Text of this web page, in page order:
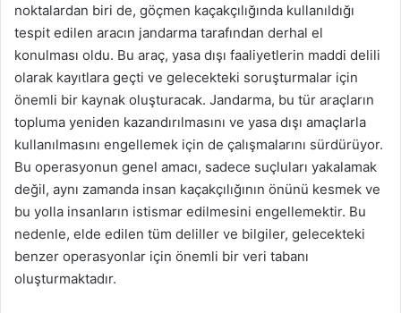
noktalardan biri de, göçmen kaçakçılığında kullanıldığı
tespit edilen aracın jandarma tarafından derhal el
konulması oldu. Bu araç, yasa dışı faaliyetlerin maddi delili
olarak kayıtlara geçti ve gelecekteki soruşturmalar için
önemli bir kaynak oluşturacak. Jandarma, bu tür araçların
topluma yeniden kazandırılmasını ve yasa dışı amaçlarla
kullanılmasını engellemek için de çalışmalarını sürdürüyor.
Bu operasyonun genel amacı, sadece suçluları yakalamak
değil, aynı zamanda insan kaçakçılığının önünü kesmek ve
bu yolla insanların istismar edilmesini engellemektir. Bu
nedenle, elde edilen tüm deliller ve bilgiler, gelecekteki
benzer operasyonlar için önemli bir veri tabanı
oluşturmaktadır.